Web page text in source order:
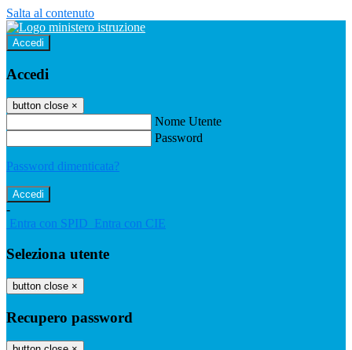
Salta al contenuto
Accedi
Accedi
button close ×
Nome Utente
Password
Password dimenticata?
-
Entra con SPID Entra con CIE
Seleziona utente
button close ×
Recupero password